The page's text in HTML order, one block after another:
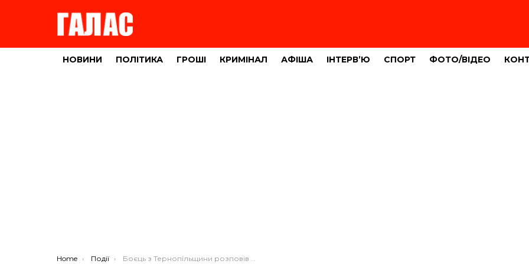
НОВИНИ ПОЛІТИКА ГРОШІ КРИМІНАЛ АФІША ІНТЕРВ’Ю СПОРТ ФОТО/ВІДЕО
You are here:
Home Події Боєць з Тернопільщини розповів про життя в російському полоні (відео)